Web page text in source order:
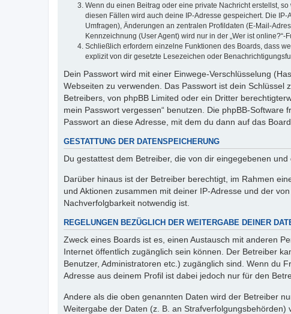
Wenn du einen Beitrag oder eine private Nachricht erstellst,
diesen Fällen wird auch deine IP-Adresse gespeichert. Die
Umfragen), Änderungen an zentralen Profildaten (E-Mail-
Kennzeichnung (User Agent) wird nur in der „Wer ist
Schließlich erfordern einzelne Funktionen des Boards, dass
explizit von dir gesetzte Lesezeichen oder
Dein Passwort wird mit einer Einwege-Verschlüsselung
Webseiten zu verwenden. Das Passwort ist dein
Betreibers, von phpBB Limited oder ein Dritter
mein Passwort vergessen“ benutzen. Die phpBB-
Passwort an diese Adresse, mit dem du dann auf das
GESTATTUNG DER DATENSPEICHERUNG
Du gestattest dem Betreiber, die von dir eingegebenen
Darüber hinaus ist der Betreiber berechtigt, im Rahmen
und Aktionen zusammen mit deiner IP-Adresse und der
Nachverfolgbarkeit notwendig ist.
REGELUNGEN BEZÜGLICH DER WEITERGABE DEINER
Zweck eines Boards ist es, einen Austausch mit anderen
Internet öffentlich zugänglich sein können. Der Betreiber
Benutzer, Administratoren etc.) zugänglich sind. Wenn du
Adresse aus deinem Profil ist dabei jedoch nur für den
Andere als die oben genannten Daten wird der Betreiber
Weitergabe der Daten (z. B. an